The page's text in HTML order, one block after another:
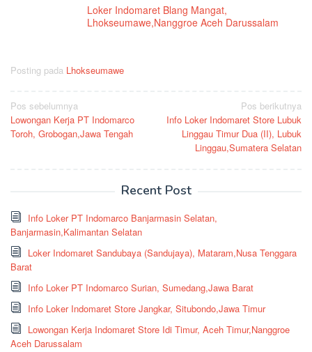
Loker Indomaret Blang Mangat,
Lhokseumawe,Nanggroe Aceh Darussalam
Posting pada Lhokseumawe
Navigasi
pos
Pos sebelumnya
Lowongan Kerja PT Indomarco
Toroh, Grobogan,Jawa Tengah
Pos berikutnya
Info Loker Indomaret Store Lubuk
Linggau Timur Dua (II), Lubuk
Linggau,Sumatera Selatan
Recent Post
Info Loker PT Indomarco Banjarmasin Selatan,
Banjarmasin,Kalimantan Selatan
Loker Indomaret Sandubaya (Sandujaya), Mataram,Nusa Tenggara
Barat
Info Loker PT Indomarco Surian, Sumedang,Jawa Barat
Info Loker Indomaret Store Jangkar, Situbondo,Jawa Timur
Lowongan Kerja Indomaret Store Idi Timur, Aceh Timur,Nanggroe
Aceh Darussalam